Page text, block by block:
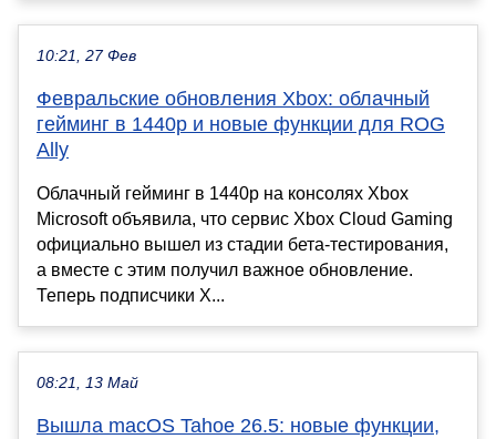
10:21, 27 Фев
Февральские обновления Xbox: облачный
гейминг в 1440p и новые функции для ROG
Ally
Облачный гейминг в 1440p на консолях Xbox
Microsoft объявила, что сервис Xbox Cloud Gaming
официально вышел из стадии бета-тестирования,
а вместе с этим получил важное обновление.
Теперь подписчики X...
08:21, 13 Май
Вышла macOS Tahoe 26.5: новые функции,